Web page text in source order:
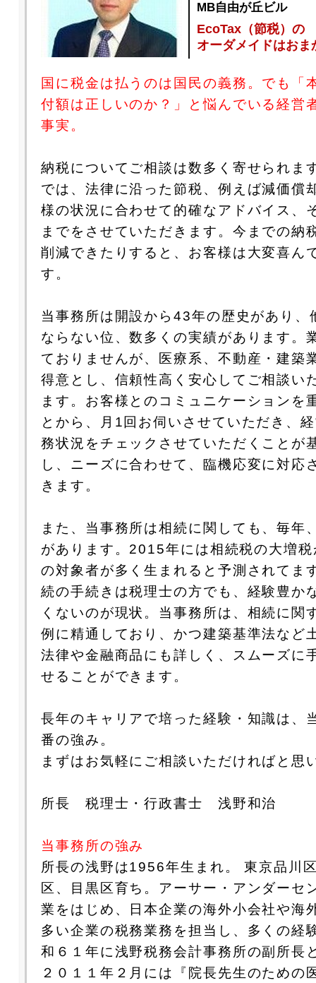
MB自由が丘ビル
EcoTax（節税）の
オーダメイドはおま
国に税金は払うのは国民の義務。でも「
付額は正しいのか？」と悩んでいる経営
事実。
納税についてご相談は数多く寄せられま
では、法律に沿った節税、例えば減価償
様の状況に合わせて的確なアドバイス、
までをさせていただきます。今までの納
削減できたりすると、お客様は大変喜ん
す。
当事務所は開設から43年の歴史があり、
ならない位、数多くの実績があります。
ておりませんが、医療系、不動産・建築
得意とし、信頼性高く安心してご相談い
ます。お客様とのコミュニケーションを
とから、月1回お伺いさせていただき、
務状況をチェックさせていただくことが
し、ニーズに合わせて、臨機応変に対応
きます。
また、当事務所は相続に関しても、毎年
があります。2015年には相続税の大増
の対象者が多く生まれると予測されてま
続の手続きは税理士の方でも、経験豊か
くないのが現状。当事務所は、相続に関
例に精通しており、かつ建築基準法など
法律や金融商品にも詳しく、スムーズに
せることができます。
長年のキャリアで培った経験・知識は、
番の強み。
まずはお気軽にご相談いただければと思
所長 税理士・行政書士 浅野和治
当事務所の強み
所長の浅野は1956年生まれ。 東京品川
区、目黒区育ち。アーサー・アンダーセ
業をはじめ、日本企業の海外小会社や海
多い企業の税務業務を担当し、多くの経
和６１年に浅野税務会計事務所の副所長
２０１１年２月には『院長先生のための